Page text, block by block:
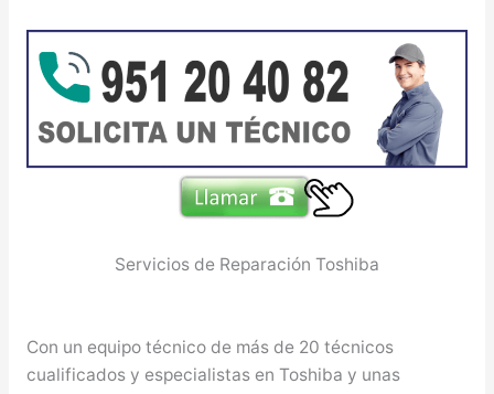
Servicios de Reparación Toshiba
Con un equipo técnico de más de 20 técnicos
cualificados y especialistas en Toshiba y unas